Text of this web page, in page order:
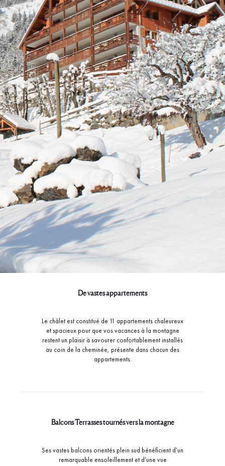
De vastes appartements
Le châlet est constitué de 11 appartements chaleureux
et spacieux pour que vos vacances à la montagne
restent un plaisir à savourer confortablement installés
au coin de la cheminée, présente dans chacun des
appartements.
Balcons Terrasses tournés vers la montagne
Ses vastes balcons orientés plein sud bénéficient d’un
remarquable ensoleillement et d’une vue